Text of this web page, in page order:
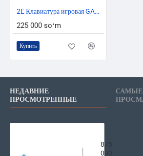
2E Клавиатура игровая GAMING KG350 RGB 68key USB Белый Ukr
225 000 soʻm
Купить
НЕДАВНИЕ
ПРОСМОТРЕННЫЕ
САМЫЕ
875
000